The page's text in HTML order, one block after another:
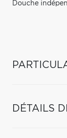
Douche
DÉTAILS